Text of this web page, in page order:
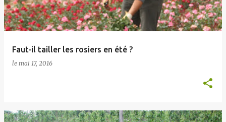
Faut-il tailler les rosiers en été ?
le mai 17, 2016